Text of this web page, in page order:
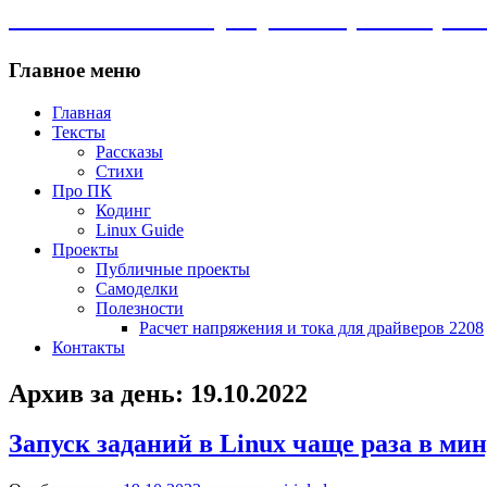
Главное меню
Главная
Тексты
Рассказы
Стихи
Про ПК
Кодинг
Linux Guide
Проекты
Публичные проекты
Самоделки
Полезности
Расчет напряжения и тока для драйверов 2208
Контакты
Архив за день: 19.10.2022
Запуск заданий в Linux чаще раза в